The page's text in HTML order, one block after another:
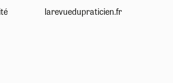
larevuedupraticien.fr